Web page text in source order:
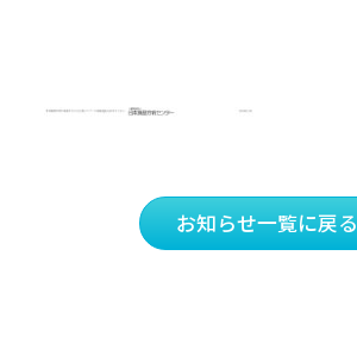
お知らせ一覧に戻る